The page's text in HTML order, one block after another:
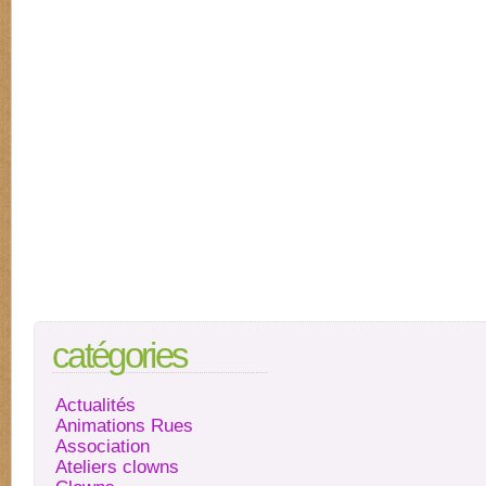
catégories
Actualités
Animations Rues
Association
Ateliers clowns